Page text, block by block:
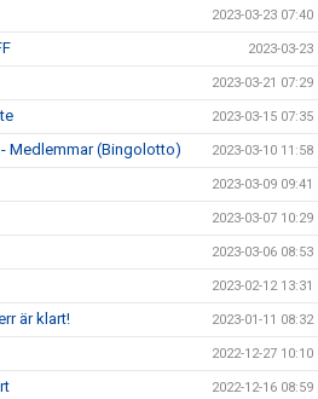
2023-03-23 07:40
2023-03-23
2023-03-21 07:29
2023-03-15 07:35
Medlemmar (Bingolotto) 2023-03-10 11:58
2023-03-09 09:41
2023-03-07 10:29
2023-03-06 08:53
2023-02-12 13:31
är klart! 2023-01-11 08:32
2022-12-27 10:10
2022-12-16 08:59